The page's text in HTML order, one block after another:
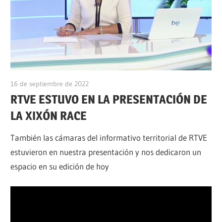
16 de septiembre de 2022
RTVE ESTUVO EN LA PRESENTACIÓN DE
LA XIXÓN RACE
También las cámaras del informativo territorial de RTVE
estuvieron en nuestra presentación y nos dedicaron un
espacio en su edición de hoy